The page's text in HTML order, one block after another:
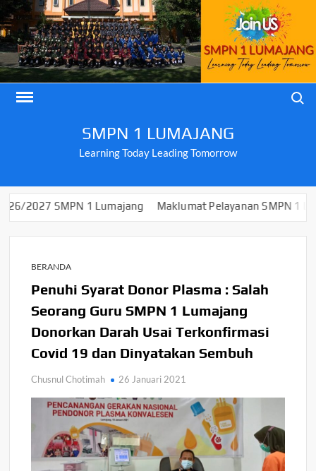
Skip
to
content
SMPN 1 LUMAJANG
Learning Today Leading Tomorrow
SMPN 1 Lumajang Maklumat Pelayanan SMPN 1 Lumajang
BERANDA
Penuhi Syarat Donor Plasma : Salah
Seorang Guru SMPN 1 Lumajang
Donorkan Darah Usai Terkonfirmasi
Covid 19 dan Dinyatakan Sembuh
Chusnul Chotimah 26 Januari 2021